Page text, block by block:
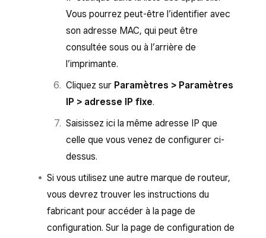
Vous pourrez peut-être l’identifier avec
son adresse MAC, qui peut être
consultée sous ou à l’arrière de
l’imprimante.
Cliquez sur Paramètres > Paramètres
IP > adresse IP fixe.
Saisissez ici la même adresse IP que
celle que vous venez de configurer ci-
dessus.
Si vous utilisez une autre marque de routeur,
vous devrez trouver les instructions du
fabricant pour accéder à la page de
configuration. Sur la page de configuration de